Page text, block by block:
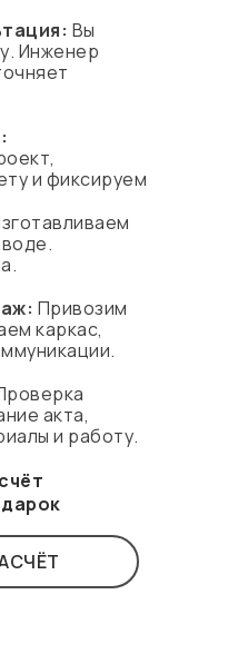
Вы
Инженер
и фиксируем
Привозим
каркас,
акта,
и работу.